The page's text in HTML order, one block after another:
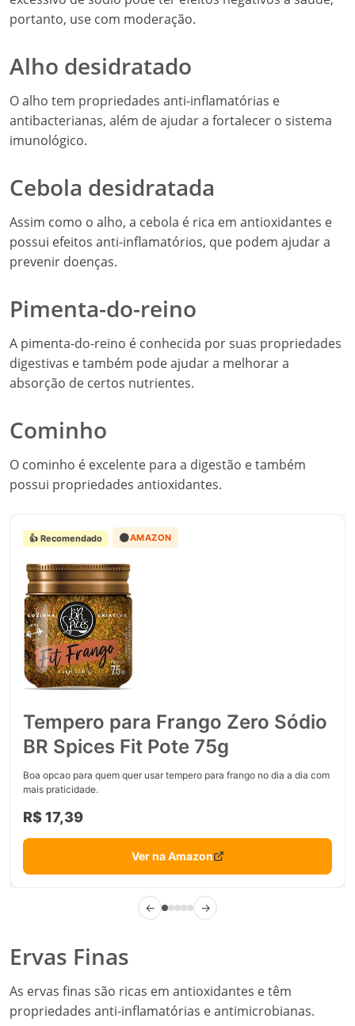
portanto, use com moderação.
Alho desidratado
O alho tem propriedades anti-inflamatórias e
antibacterianas, além de ajudar a fortalecer o sistema
imunológico.
Cebola desidratada
Assim como o alho, a cebola é rica em antioxidantes e
possui efeitos anti-inflamatórios, que podem ajudar a
prevenir doenças.
Pimenta-do-reino
A pimenta-do-reino é conhecida por suas propriedades
digestivas e também pode ajudar a melhorar a
absorção de certos nutrientes.
Cominho
O cominho é excelente para a digestão e também
possui propriedades antioxidantes.
👍 Recomendado 🟠AMAZON
Tempero para Frango Zero Sódio
BR Spices Fit Pote 75g
Boa opcao para quem quer usar tempero para frango no dia a dia com
mais praticidade.
R$ 17,39
Ver na Amazon
← →
Ervas Finas
As ervas finas são ricas em antioxidantes e têm
propriedades anti-inflamatórias e antimicrobianas.